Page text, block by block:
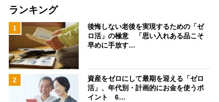
ランキング
1
後悔しない老後を実現するための「ゼ
ロ活」の極意 「思い入れある品こそ
早めに手放す…
2
資産をゼロにして最期を迎える「ゼロ
活」、年代別・計画的にお金を使うポ
イント 6…